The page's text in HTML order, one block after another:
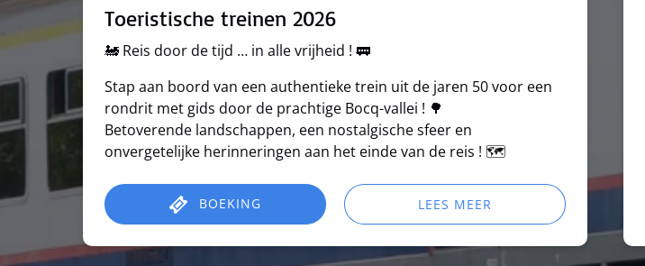
Toeristische treinen 2026
🚂 Reis door de tijd … in alle vrijheid ! 🚃
Stap aan boord van een authentieke trein uit de jaren 50 voor een
rondrit met gids door de prachtige Bocq-vallei ! 🌳
Betoverende landschappen, een nostalgische sfeer en
onvergetelijke herinneringen aan het einde van de reis ! 🗺️
BOEKING LEES MEER